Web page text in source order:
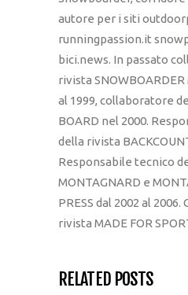
autore per i siti
runningpassion.it
bici.news. In passato
rivista SNOWBOARDER
al 1999, collaboratore
BOARD nel 2000.
della rivista
Responsabile tecnico
MONTAGNARD e
PRESS dal 2002 al
rivista MADE FOR
RELATED POSTS